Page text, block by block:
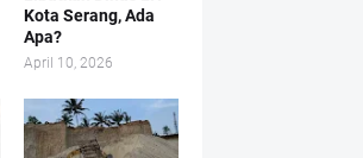
Kota Serang, Ada
Apa?
April 10, 2026